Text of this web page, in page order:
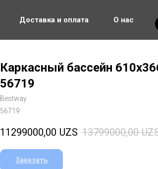
Доставка и оплата О нас
Каркасный бассейн
56719
Bestway
56719
11299000,00 UZS 13799000,00
Заказать